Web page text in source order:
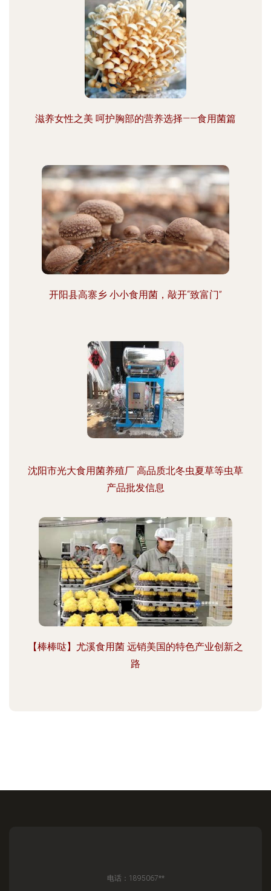
滋养女性之美 呵护胸部的营养选择——食用菌篇
开阳县高寨乡 小小食用菌，敲开“致富门”
沈阳市光大食用菌养殖厂 高品质北冬虫夏草等虫草
产品批发信息
【棒棒哒】尤溪食用菌 远销美国的特色产业创新之
路
电话：1895067**